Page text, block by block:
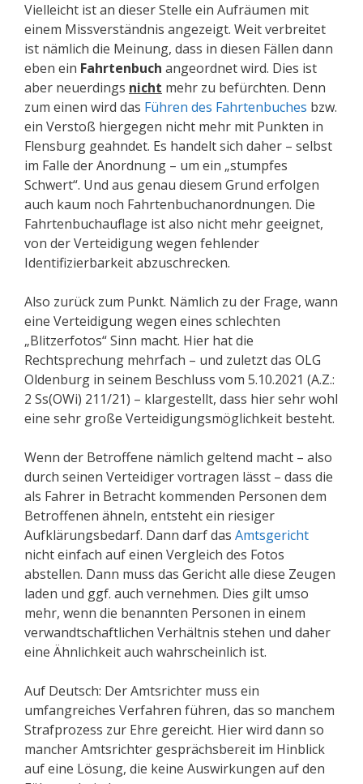
Vielleicht ist an dieser Stelle ein Aufräumen mit
einem Missverständnis angezeigt. Weit verbreitet
ist nämlich die Meinung, dass in diesen Fällen dann
eben ein Fahrtenbuch angeordnet wird. Dies ist
aber neuerdings nicht mehr zu befürchten. Denn
zum einen wird das Führen des Fahrtenbuches bzw.
ein Verstoß hiergegen nicht mehr mit Punkten in
Flensburg geahndet. Es handelt sich daher – selbst
im Falle der Anordnung – um ein „stumpfes
Schwert“. Und aus genau diesem Grund erfolgen
auch kaum noch Fahrtenbuchanordnungen. Die
Fahrtenbuchauflage ist also nicht mehr geeignet,
von der Verteidigung wegen fehlender
Identifizierbarkeit abzuschrecken.
Also zurück zum Punkt. Nämlich zu der Frage, wann
eine Verteidigung wegen eines schlechten
„Blitzerfotos“ Sinn macht. Hier hat die
Rechtsprechung mehrfach – und zuletzt das OLG
Oldenburg in seinem Beschluss vom 5.10.2021 (A.Z.:
2 Ss(OWi) 211/21) – klargestellt, dass hier sehr wohl
eine sehr große Verteidigungsmöglichkeit besteht.
Wenn der Betroffene nämlich geltend macht – also
durch seinen Verteidiger vortragen lässt – dass die
als Fahrer in Betracht kommenden Personen dem
Betroffenen ähneln, entsteht ein riesiger
Aufklärungsbedarf. Dann darf das Amtsgericht
nicht einfach auf einen Vergleich des Fotos
abstellen. Dann muss das Gericht alle diese Zeugen
laden und ggf. auch vernehmen. Dies gilt umso
mehr, wenn die benannten Personen in einem
verwandtschaftlichen Verhältnis stehen und daher
eine Ähnlichkeit auch wahrscheinlich ist.
Auf Deutsch: Der Amtsrichter muss ein
umfangreiches Verfahren führen, das so manchem
Strafprozess zur Ehre gereicht. Hier wird dann so
mancher Amtsrichter gesprächsbereit im Hinblick
auf eine Lösung, die keine Auswirkungen auf den